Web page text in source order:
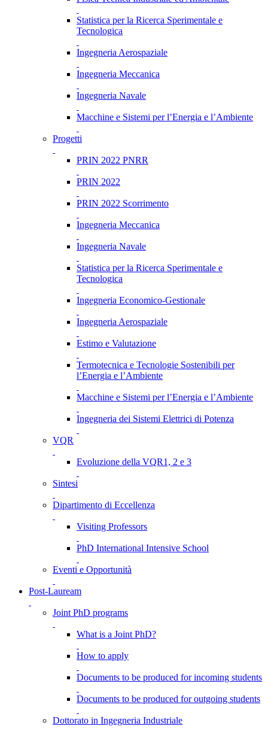
Statistica per la Ricerca Sperimentale e
Tecnologica
Ingegneria Aerospaziale
Ingegneria Meccanica
Ingegneria Navale
Macchine e Sistemi per l’Energia e l’Ambiente
Progetti
PRIN 2022 PNRR
PRIN 2022
PRIN 2022 Scorrimento
Ingegneria Meccanica
Ingegneria Navale
Statistica per la Ricerca Sperimentale e
Tecnologica
Ingegneria Economico-Gestionale
Ingegneria Aerospaziale
Estimo e Valutazione
Termotecnica e Tecnologie Sostenibili per
l’Energia e l’Ambiente
Macchine e Sistemi per l’Energia e l’Ambiente
Ingegneria dei Sistemi Elettrici di Potenza
VQR
Evoluzione della VQR1, 2 e 3
Sintesi
Dipartimento di Eccellenza
Visiting Professors
PhD International Intensive School
Eventi e Opportunità
Post-Lauream
Joint PhD programs
What is a Joint PhD?
How to apply
Documents to be produced for incoming students
Documents to be produced for outgoing students
Dottorato in Ingegneria Industriale